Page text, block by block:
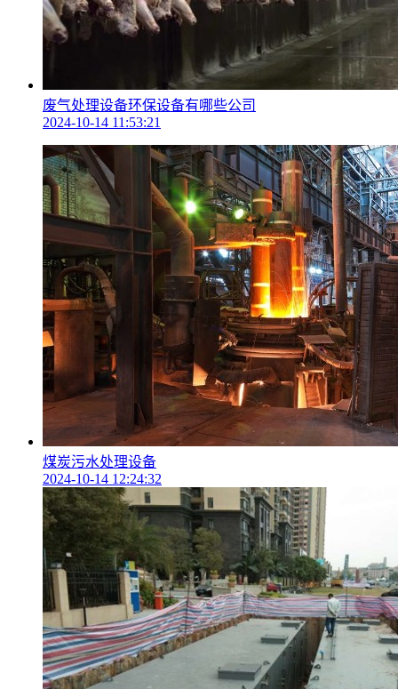
废气处理设备环保设备有哪些公司
2024-10-14 11:53:21
煤炭污水处理设备
2024-10-14 12:24:32